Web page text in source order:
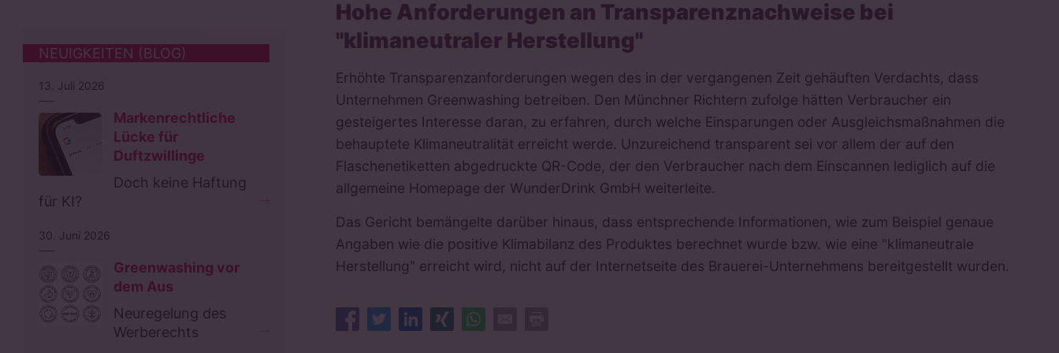
Hohe Anforderungen an Transparenznachweise bei
"klimaneutraler Herstellung"
Erhöhte Transparenzanforderungen wegen des in der vergangenen Zeit gehäuften Verdachts, dass
Unternehmen Greenwashing betreiben. Den Münchner Richtern zufolge hätten Verbraucher ein
gesteigertes Interesse daran, zu erfahren, durch welche Einsparungen oder Ausgleichsmaßnahmen die
behauptete Klimaneutralität erreicht werde. Unzureichend transparent sei vor allem der auf den
Flaschenetiketten abgedruckte QR-Code, der den Verbraucher nach dem Einscannen lediglich auf die
allgemeine Homepage der WunderDrink GmbH weiterleite.
Das Gericht bemängelte darüber hinaus, dass entsprechende Informationen, wie zum Beispiel genaue
Angaben wie die positive Klimabilanz des Produktes berechnet wurde bzw. wie eine "klimaneutrale
Herstellung" erreicht wird, nicht auf der Internetseite des Brauerei-Unternehmens bereitgestellt wurden.
FacebookTwitterLinkedIn
XING
NEUIGKEITEN (BLOG)
13. Juli 2026
Markenrechtliche
Lücke für
Duftzwillinge
Doch keine Haftung
für KI?
30. Juni 2026
Greenwashing vor
dem Aus
Neuregelung des
Werberechts